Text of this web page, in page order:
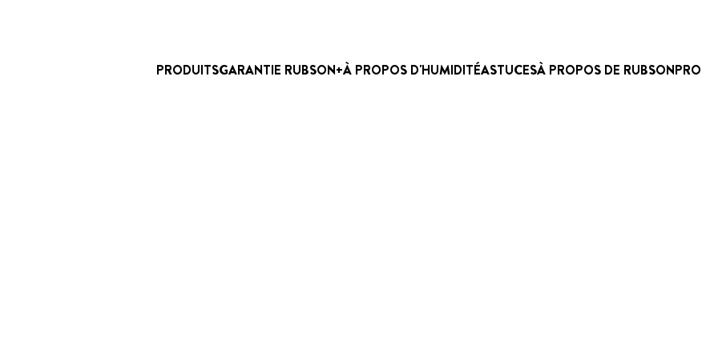
PRODUITSGARANTIE RUBSON+À PROPOS D'HUMIDITÉASTUCESÀ PROPOS DE RUBSONPRO